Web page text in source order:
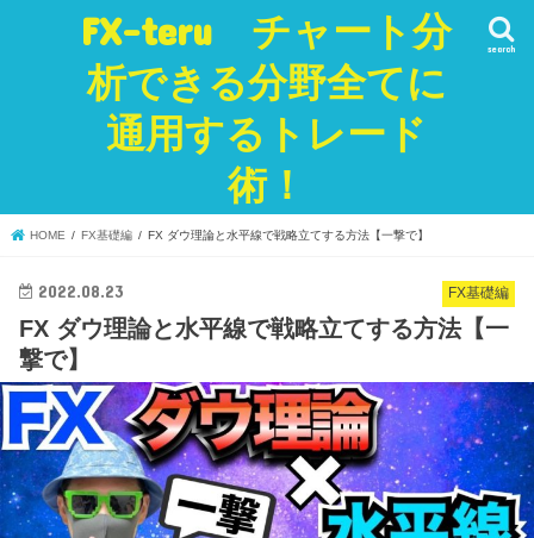
FX-teru チャート分
析できる分野全てに
通用するトレード
術！
search
HOME FX基礎編 FX ダウ理論と水平線で戦略立てする方法【一撃で】
FX基礎編
2022.08.23
FX ダウ理論と水平線で戦略立てする方法【一
撃で】